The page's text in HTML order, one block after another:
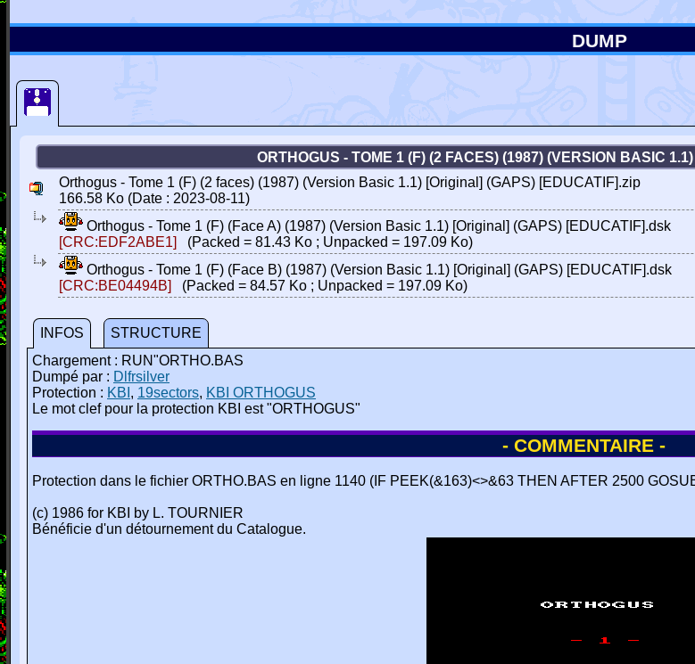
DUMP
ORTHOGUS - TOME 1 (F) (2 FACES) (1987) (VERSION BASIC
Orthogus - Tome 1 (F) (2 faces) (1987) (Version Basic 1.1) [Original] (GAPS) [EDUCATIF].zip
166.58 Ko (Date : 2023-08-11)
Orthogus - Tome 1 (F) (Face A) (1987) (Version Basic 1.1) [Original] (GAPS) [EDUCATIF].dsk
[CRC:EDF2ABE1]
(Packed = 81.43 Ko ; Unpacked = 197.09 Ko)
Orthogus - Tome 1 (F) (Face B) (1987) (Version Basic 1.1) [Original] (GAPS) [EDUCATIF].dsk
[CRC:BE04494B]
(Packed = 84.57 Ko ; Unpacked = 197.09 Ko)
INFOS
STRUCTURE
Chargement : RUN"ORTHO.BAS
Dumpé par : Dlfrsilver
Protection : KBI , 19sectors, KBI ORTHOGUS
Le mot clef pour la protection KBI est "ORTHOGUS"
- COMMENTAIRE -
Protection dans le fichier ORTHO.BAS en ligne 1140 (IF PEEK(&163)<>&63 THEN AFTER 2500
(c) 1986 for KBI by L. TOURNIER
Bénéficie d'un détournement du Catalogue.